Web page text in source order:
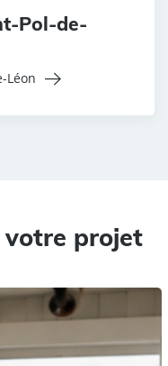
Pol-de-
Léon
votre projet